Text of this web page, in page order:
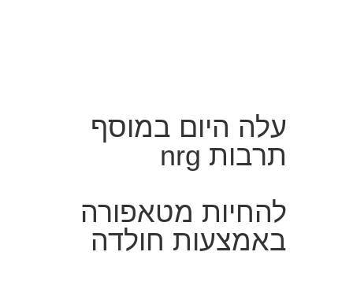
עלה היום במוסף
תרבות nrg
להחיות מטאפורה
באמצעות חולדה